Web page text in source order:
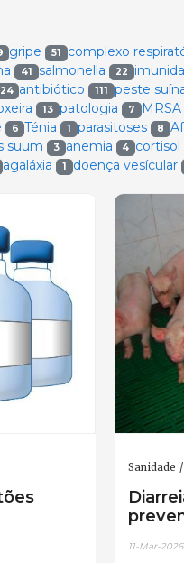
gripe 51 complexo
41 salmonella 22
24 antibiótico 111 peste
13 patologia 7 MRSA
6 Ténia 1 parasitoses 8
suum 3 anemia 4 cortisol
agaláxia 1 doença vesícular
Sanidade
11-Mar-2026